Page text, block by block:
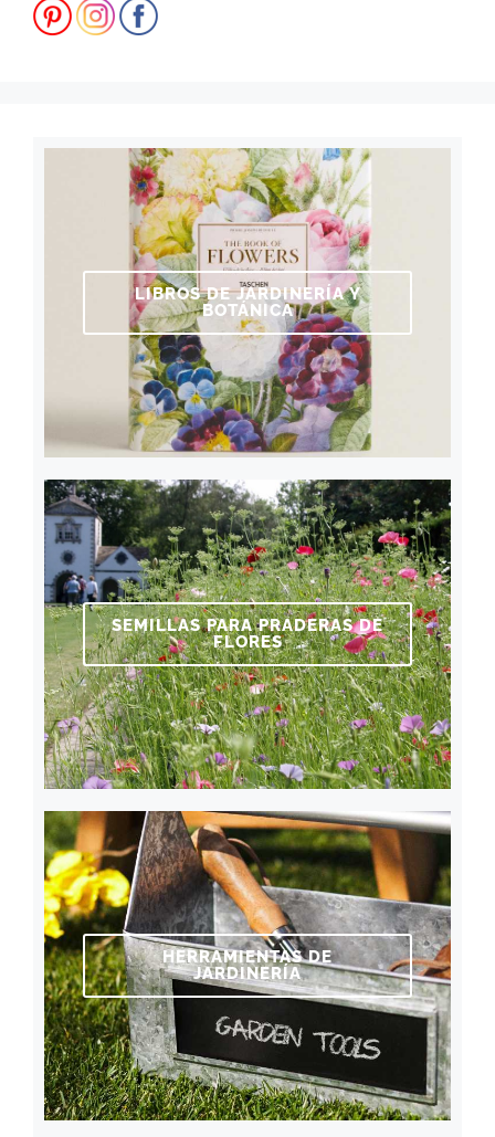
LIBROS DE JARDINERÍA Y
BOTÁNICA
SEMILLAS PARA PRADERAS DE
FLORES
HERRAMIENTAS DE
JARDINERÍA